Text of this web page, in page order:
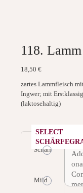
118.
18,50 €
zartes Lammfleisch
Ingwer; mit
(laktosehaltig)
SELECT
Scharf
Mild